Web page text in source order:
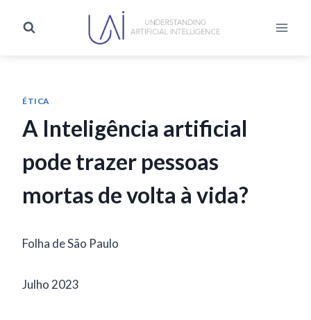
ÉTICA
A Inteligência artificial
pode trazer pessoas
mortas de volta à vida?
Folha de São Paulo
Julho 2023